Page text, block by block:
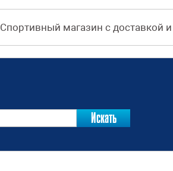
Спортивный магазин с доставкой